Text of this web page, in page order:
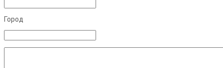
Город